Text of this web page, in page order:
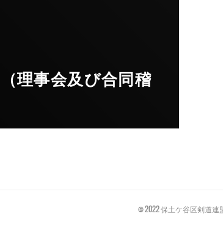
理事会及び合同稽
© 2022 保土ケ谷区剣道連